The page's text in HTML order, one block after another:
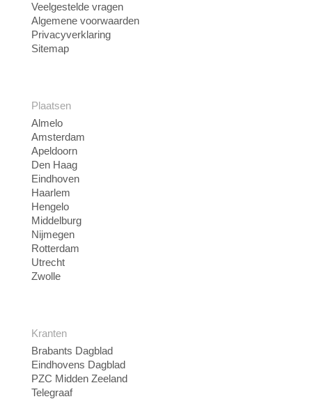
Veelgestelde vragen
Algemene voorwaarden
Privacyverklaring
Sitemap
Plaatsen
Almelo
Amsterdam
Apeldoorn
Den Haag
Eindhoven
Haarlem
Hengelo
Middelburg
Nijmegen
Rotterdam
Utrecht
Zwolle
Kranten
Brabants Dagblad
Eindhovens Dagblad
PZC Midden Zeeland
Telegraaf